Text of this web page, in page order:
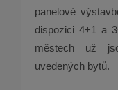
panelové
dispozici 4+1 a
městech už
uvedených bytů.